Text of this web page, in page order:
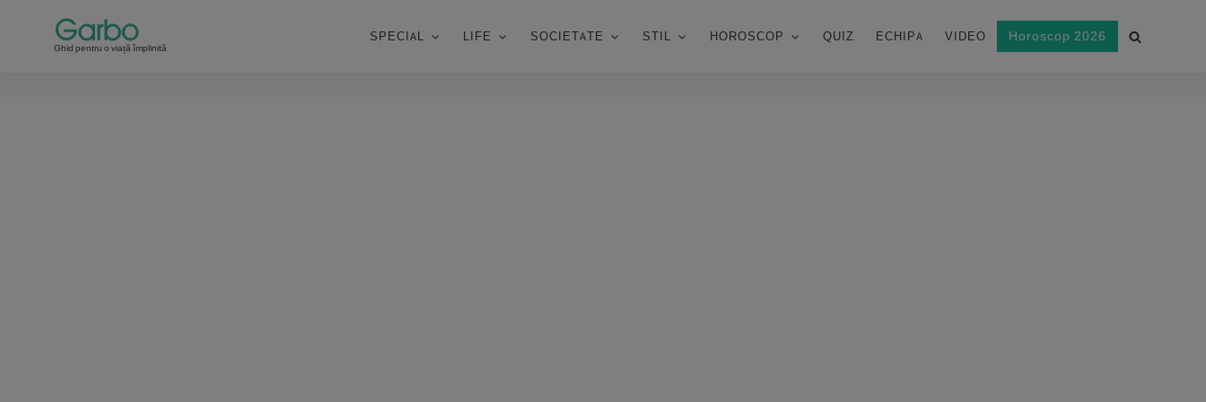
Ghid pentru o viață împlinită
SPECIAL LIFE SOCIETATE STIL HOROSCOP QUIZ ECHIPA VIDEO Horoscop 2026